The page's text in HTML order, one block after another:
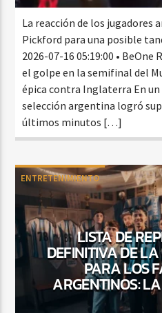
La reacción de los jugadores
Pickford para una posible
2026-07-16 05:19:00 • BeOne
el golpe en la semifinal del
épica contra Inglaterra En
selección argentina logró
últimos minutos […]
ENTRETENIMIENTO
LISTA DE
DEFINITIVA DE
PARA LOS
ARGENTINOS: